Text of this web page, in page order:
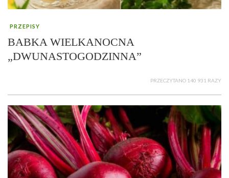
PRZEPISY
BABKA WIELKANOCNA
„DWUNASTOGODZINNA”
PRZECZYTANO 140 931 RAZY